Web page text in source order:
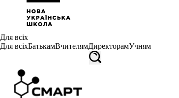
Для всіх
Для всіхБатькамВчителямДиректорамУчням